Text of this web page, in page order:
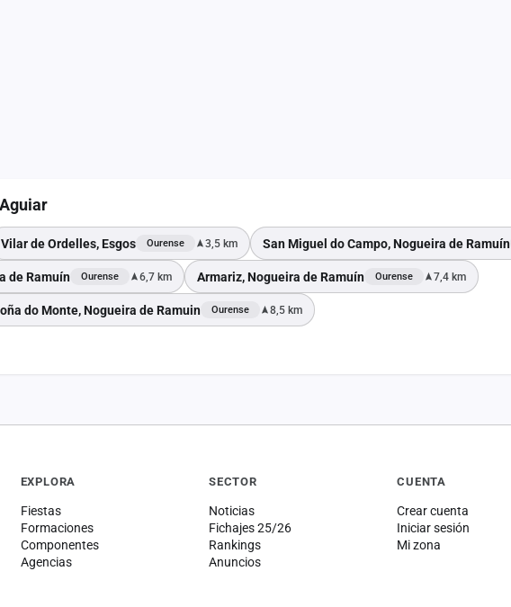
Vilar de Ordelles, Esgos Ourense 3,5 km San Miguel do Campo, Nogueira de Ramuín
de Ramuín Ourense 6,7 km Armariz, Nogueira de Ramuín Ourense 7,4 km
do Monte, Nogueira de Ramuin Ourense 8,5 km
EXPLORA
Fiestas
Formaciones
Componentes
Agencias
SECTOR
Noticias
Fichajes 25/26
Rankings
Anuncios
CUENTA
Crear cuenta
Iniciar sesión
Mi zona